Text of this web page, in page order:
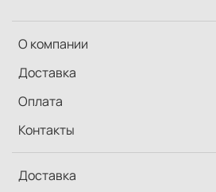
О компании
Доставка
Оплата
Контакты
Доставка